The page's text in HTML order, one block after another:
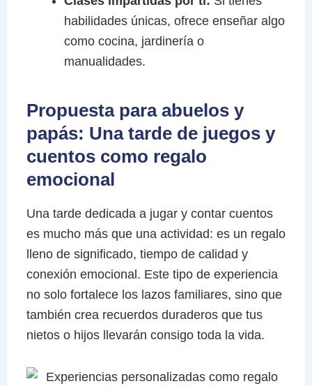
habilidades únicas, ofrece enseñar algo
como cocina, jardinería o
manualidades.
Propuesta para abuelos y
papás: Una tarde de juegos y
cuentos como regalo
emocional
Una tarde dedicada a jugar y contar cuentos
es mucho más que una actividad: es un regalo
lleno de significado, tiempo de calidad y
conexión emocional. Este tipo de experiencia
no solo fortalece los lazos familiares, sino que
también crea recuerdos duraderos que tus
nietos o hijos llevarán consigo toda la vida.